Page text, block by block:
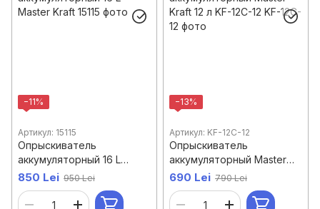
−11%
Артикул: 15115
Опрыскиватель
аккумуляторный 16 L
Master Kraft
850 Lei 950 Lei
−13%
Артикул: KF-12C-12
Опрыскиватель
аккумуляторный Master
Kraft 12 л KF-12C-12
690 Lei 790 Lei